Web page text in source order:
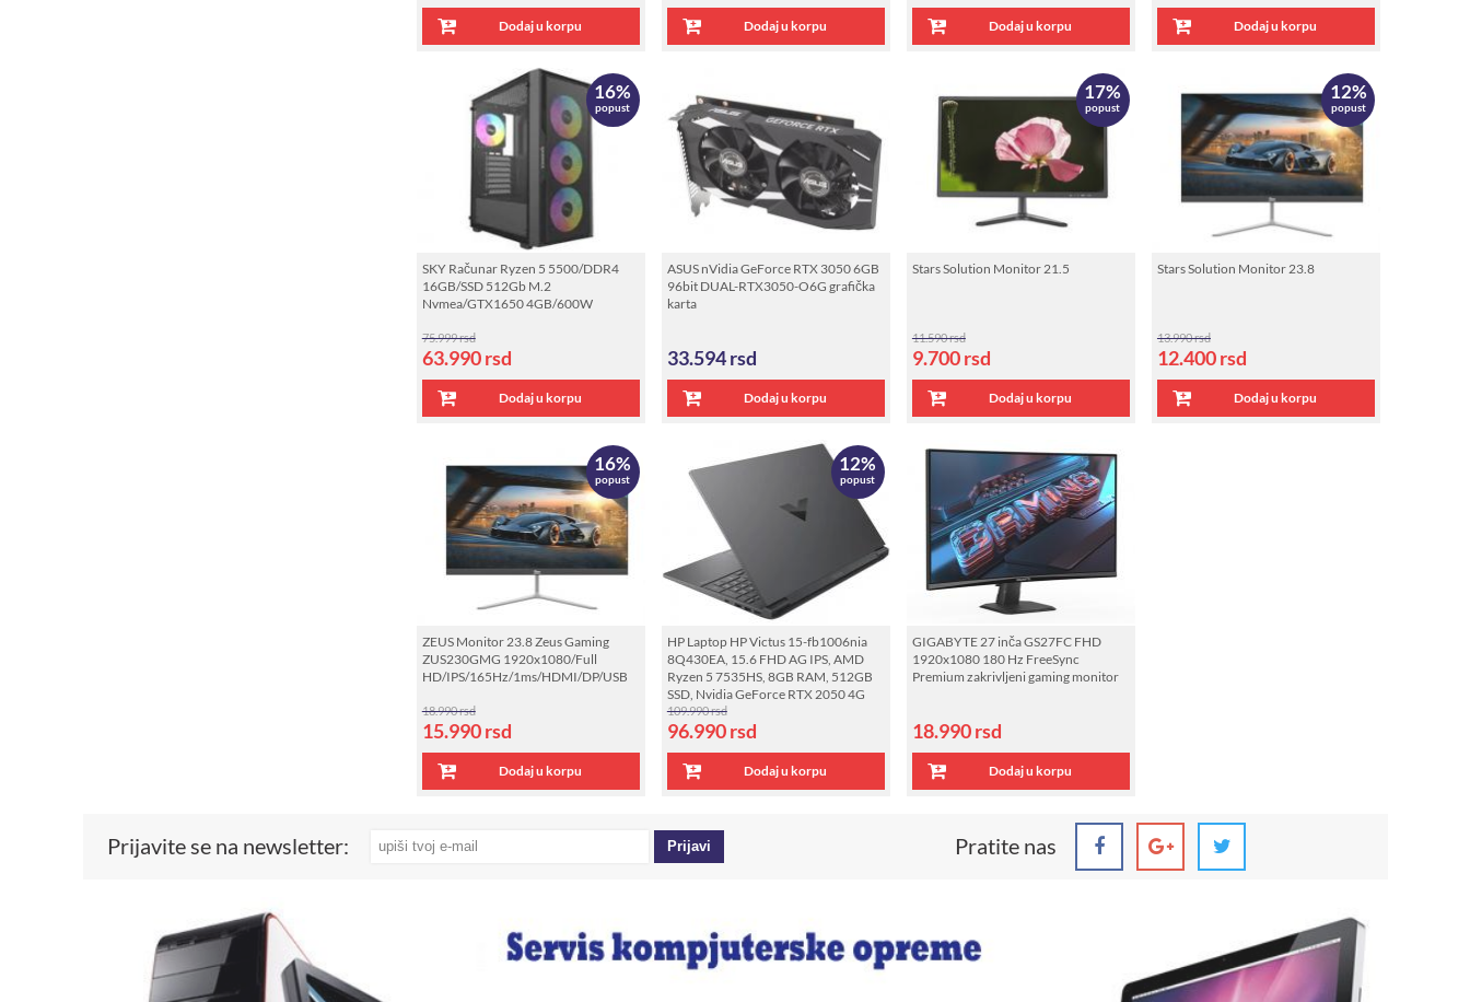
Dodaj u korpu Dodaj u korpu Dodaj u korpu Dodaj u korpu
16%
popust
SKY Računar Ryzen 5 5500/DDR4
16GB/SSD 512Gb M.2
Nvmea/GTX1650 4GB/600W
75.999 rsd
63.990rsd
Dodaj u korpu
ASUS nVidia GeForce RTX 3050 6GB
96bit DUAL-RTX3050-O6G grafička
karta
33.594rsd
Dodaj u korpu
17%
popust
Stars Solution Monitor 21.5
11.590 rsd
9.700rsd
Dodaj u korpu
12%
popust
Stars Solution Monitor 23.8
13.990 rsd
12.400rsd
Dodaj u korpu
16%
popust
ZEUS Monitor 23.8 Zeus Gaming
ZUS230GMG 1920x1080/Full
HD/IPS/165Hz/1ms/HDMI/DP/USB
18.990 rsd
15.990rsd
Dodaj u korpu
12%
popust
HP Laptop HP Victus 15-fb1006nia
8Q430EA, 15.6 FHD AG IPS, AMD
Ryzen 5 7535HS, 8GB RAM, 512GB
SSD, Nvidia GeForce RTX 2050 4G
109.990 rsd
96.990rsd
Dodaj u korpu
GIGABYTE 27 inča GS27FC FHD
1920x1080 180 Hz FreeSync
Premium zakrivljeni gaming monitor
18.990rsd
Dodaj u korpu
Prijavite se na newsletter: Pratite nas